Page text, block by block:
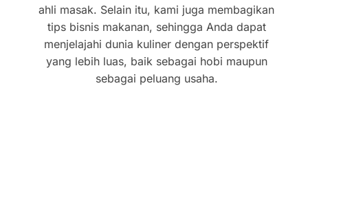
ahli masak. Selain itu, kami juga membagikan
tips bisnis makanan, sehingga Anda dapat
menjelajahi dunia kuliner dengan perspektif
yang lebih luas, baik sebagai hobi maupun
sebagai peluang usaha.